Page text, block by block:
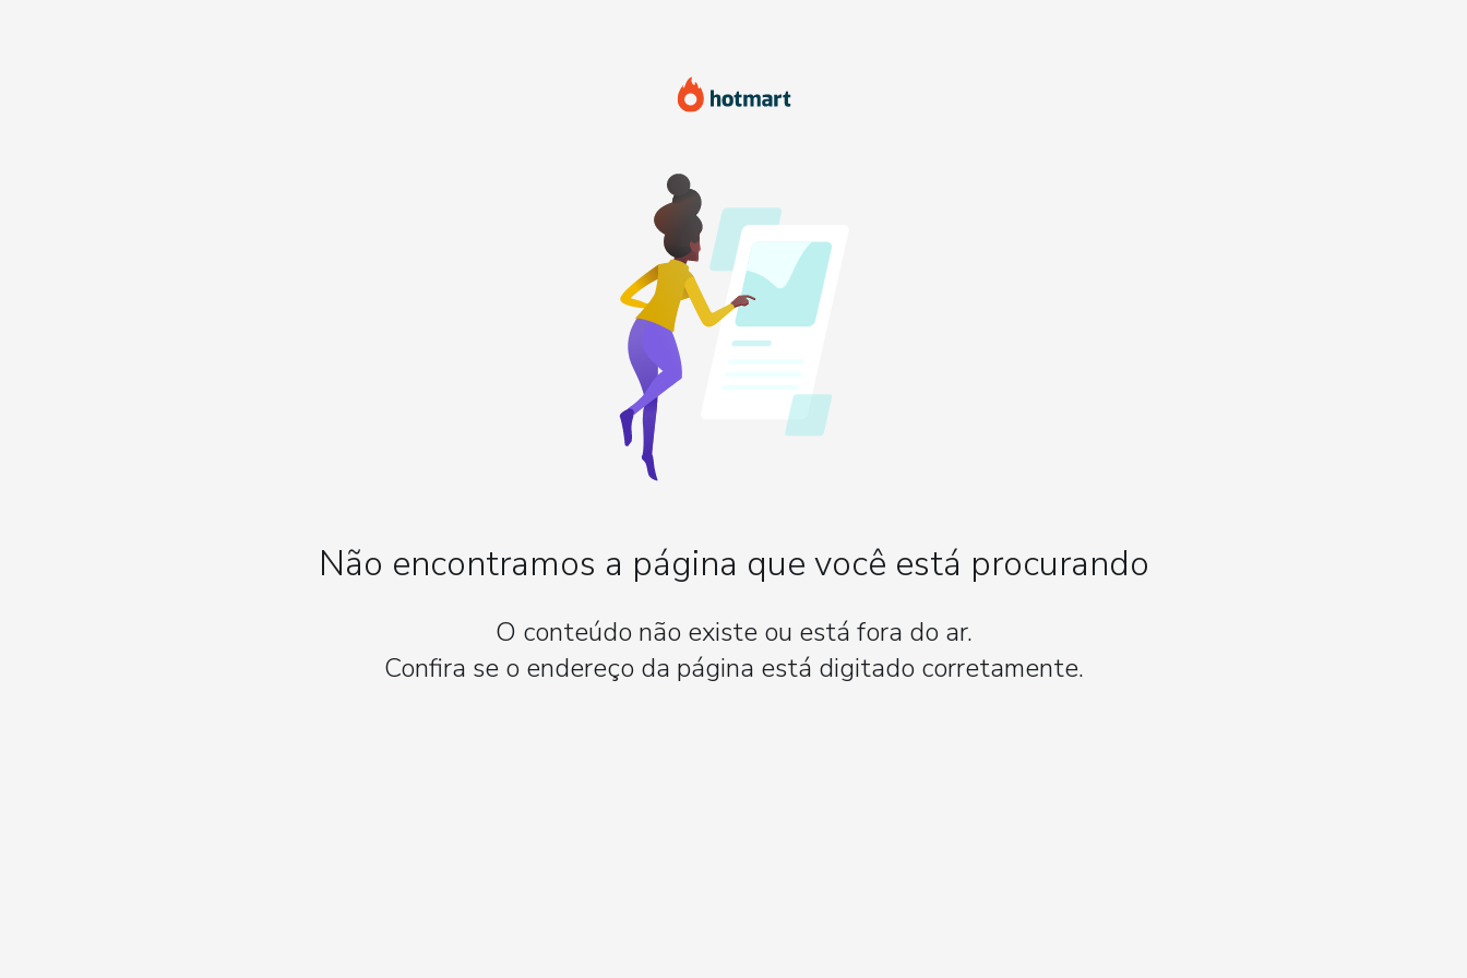
Não encontramos a página que você está procurando
O conteúdo não existe ou está fora do ar.
Confira se o endereço da página está digitado corretamente.